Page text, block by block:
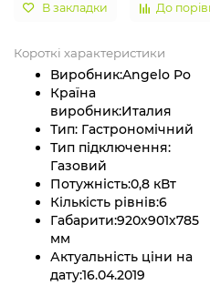
В закладки До
Короткі характеристики
Виробник:Angelo Po
Країна
виробник:Италия
Тип: Гастрономічний
Тип підключення:
Газовий
Потужність:0,8 кВт
Кількість рівнів:6
Габарити:920х901х785
мм
Актуальність ціни на
дату:16.04.2019